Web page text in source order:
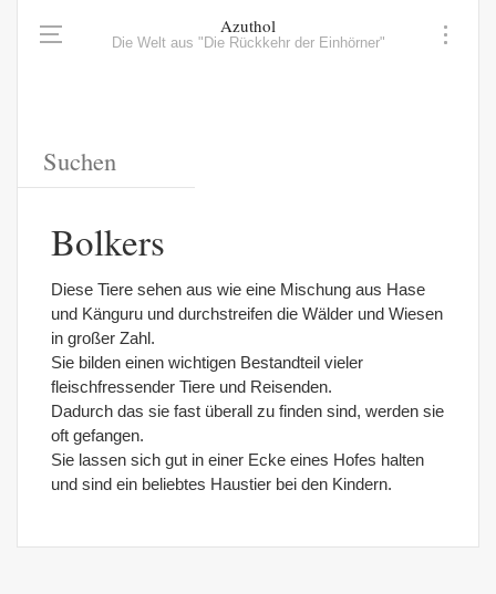
Azuthol
Die Welt aus "Die Rückkehr der Einhörner"
Bolkers
Diese Tiere sehen aus wie eine Mischung aus Hase
und Känguru und durchstreifen die Wälder und Wiesen
in großer Zahl.
Sie bilden einen wichtigen Bestandteil vieler
fleischfressender Tiere und Reisenden.
Dadurch das sie fast überall zu finden sind, werden sie
oft gefangen.
Sie lassen sich gut in einer Ecke eines Hofes halten
und sind ein beliebtes Haustier bei den Kindern.